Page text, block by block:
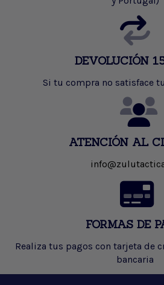
DEVOLUCIÓN
Si tu compra no satisface
ATENCIÓN AL
FORMAS DE
Realiza tus pagos con tarjeta de
bancaria